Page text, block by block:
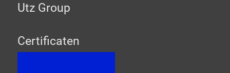
Utz Group
Certificaten